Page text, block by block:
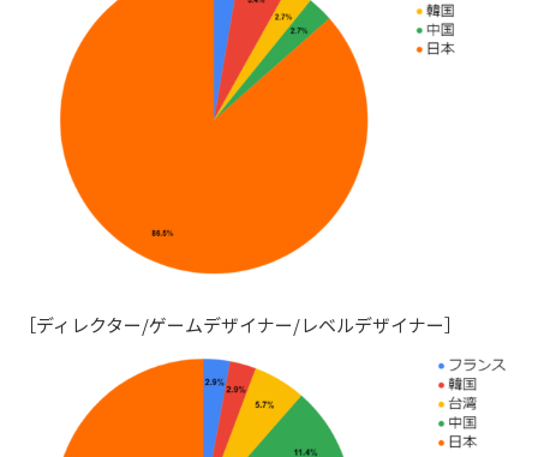
［ディレクター/ゲームデザイナー/レベルデザイナー］